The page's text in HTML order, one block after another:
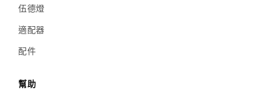
伍德燈
適配器
配件
幫助